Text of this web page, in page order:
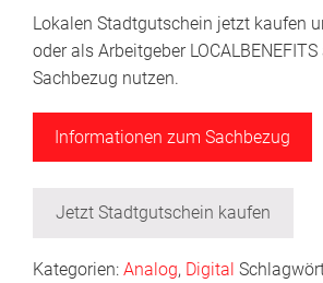
Lokalen Stadtgutschein jetzt kaufen
oder als Arbeitgeber
Sachbezug nutzen.
Informationen zum Sachbezug
Jetzt Stadtgutschein kaufen
Kategorien: Analog, Digital